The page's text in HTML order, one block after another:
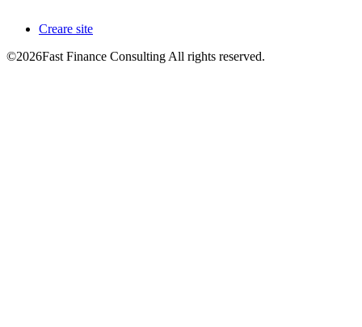
Creare site
©2026Fast Finance Consulting All rights reserved.